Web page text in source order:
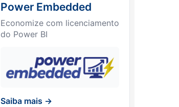
Power Embedded
Economize com licenciamento
do Power BI
Saiba mais →